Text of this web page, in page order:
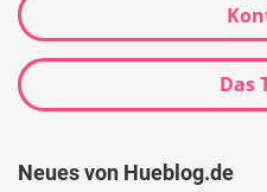
Das
Neues von Hueblog.de